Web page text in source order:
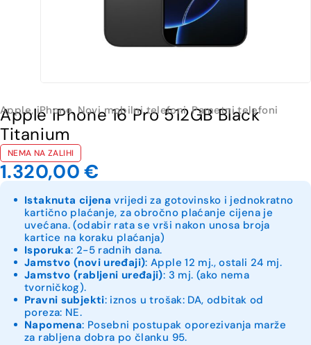
Apple,iPhone, Novi mobilni telefoni,Pametni telefoni
Apple iPhone 16 Pro 512GB Black
Titanium
NEMA NA ZALIHI
1.320,00€
Istaknuta cijena vrijedi za gotovinsko i jednokratno
kartično plaćanje, za obročno plaćanje cijena je
uvećana. (odabir rata se vrši nakon unosa broja
kartice na koraku plaćanja)
Isporuka: 2-5 radnih dana.
Jamstvo (novi uređaji): Apple 12 mj., ostali 24 mj.
Jamstvo (rabljeni uređaji): 3 mj. (ako nema
tvorničkog).
Pravni subjekti: iznos u trošak: DA, odbitak od
poreza: NE.
Napomena: Posebni postupak oporezivanja marže
za rabljena dobra po članku 95.